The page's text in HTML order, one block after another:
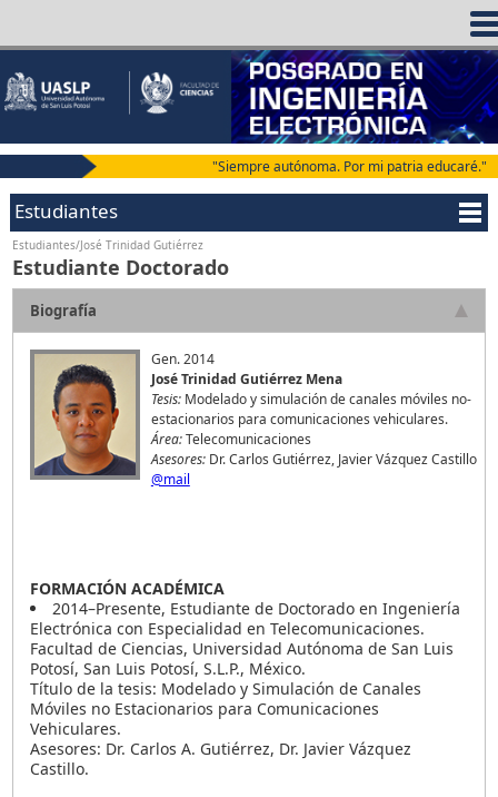
"Siempre autónoma. Por mi patria educaré."
Estudiantes
Estudiantes/José Trinidad Gutiérrez
Estudiante Doctorado
Biografía
Gen. 2014
José Trinidad Gutiérrez Mena
Tesis:Modelado y simulación de canales móviles no-
estacionarios para comunicaciones vehiculares.
Área:Telecomunicaciones
Asesores:Dr. Carlos Gutiérrez, Javier Vázquez Castillo
@mail
FORMACIÓN ACADÉMICA
2014–Presente, Estudiante de Doctorado en Ingeniería
Electrónica con Especialidad en Telecomunicaciones.
Facultad de Ciencias, Universidad Autónoma de San Luis
Potosí, San Luis Potosí, S.L.P., México.
Título de la tesis: Modelado y Simulación de Canales
Móviles no Estacionarios para Comunicaciones
Vehiculares.
Asesores: Dr. Carlos A. Gutiérrez, Dr. Javier Vázquez
Castillo.